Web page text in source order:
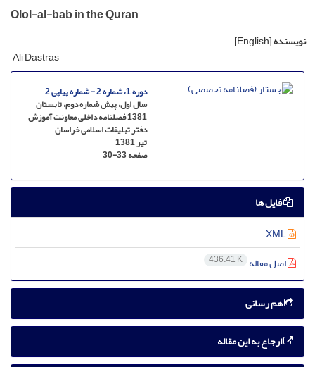
Olol-al-bab in the Quran
نویسنده[English]
Ali Dastras
دوره 1، شماره 2 - شماره پیاپی 2
سال اول، پیش شماره دوم، تابستان
1381 فصلنامه داخلی معاونت آموزش
دفتر تبلیغات اسلامی خراسان
تیر 1381
صفحه30-33
فایل ها
اصل مقاله 436.41 K
هم رسانی
ارجاع به این مقاله